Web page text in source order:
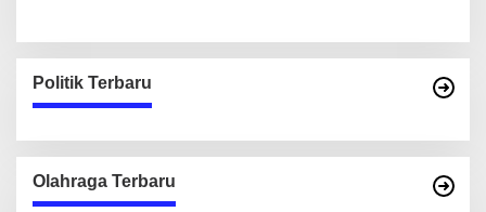
Politik Terbaru
Olahraga Terbaru